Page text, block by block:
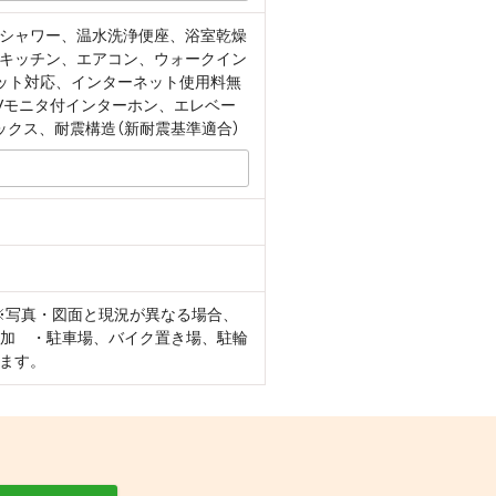
ャワー、温水洗浄便座、浴室乾燥
ッチン、エアコン、ウォークイン
ト対応、インターネット使用料無
ニタ付インターホン、エレベー
ス、耐震構造（新耐震基準適合）
真・図面と現況が異なる場合、
・駐車場、バイク置き場、駐輪
す。